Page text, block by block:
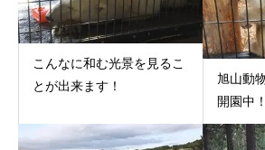
こんなに和む光景を見るこ
とが出来ます！
旭山動
開園中！